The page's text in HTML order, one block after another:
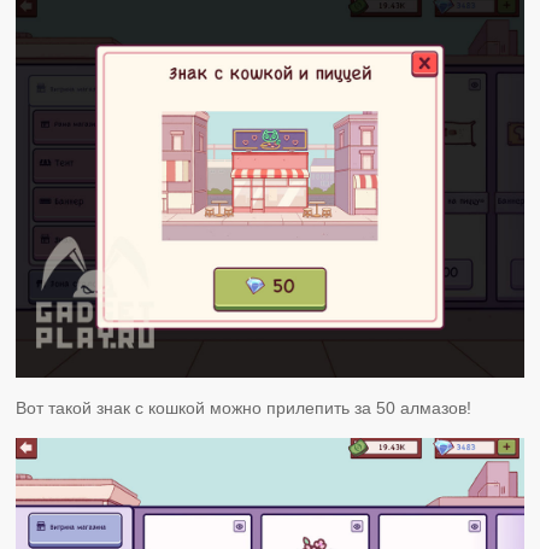
Вот такой знак с кошкой можно прилепить за 50 алмазов!